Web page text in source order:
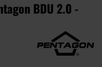
BDU 2.0 -